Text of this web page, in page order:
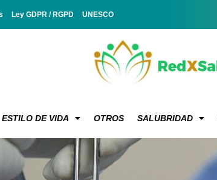
Ley GDPR / RGPD UNESCO
ESTILO DE VIDA OTROS SALUBRIDAD